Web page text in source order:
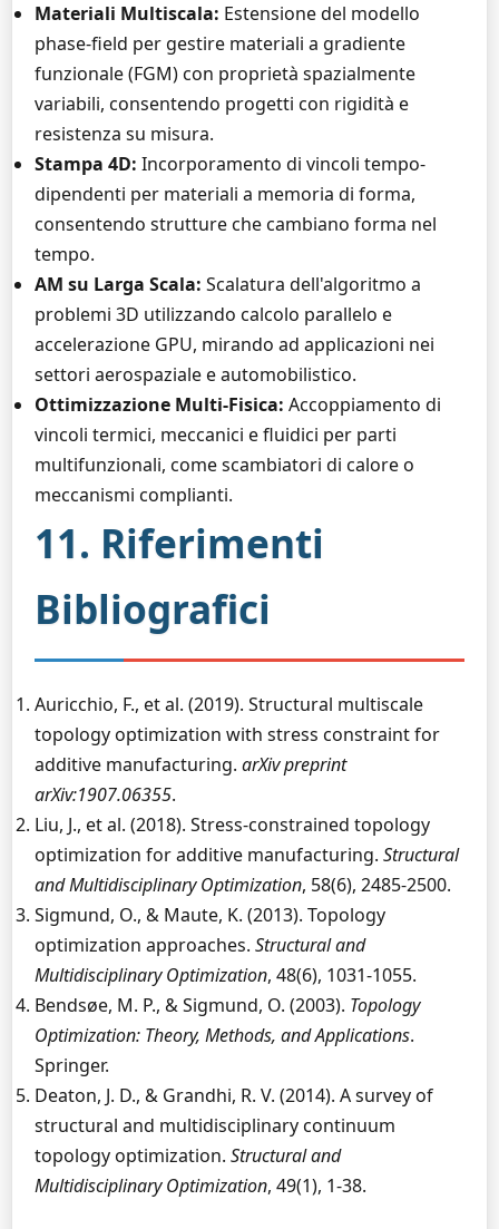
Materiali Multiscala: Estensione del modello
phase-field per gestire materiali a gradiente
funzionale (FGM) con proprietà spazialmente
variabili, consentendo progetti con rigidità e
resistenza su misura.
Stampa 4D: Incorporamento di vincoli tempo-
dipendenti per materiali a memoria di forma,
consentendo strutture che cambiano forma nel
tempo.
AM su Larga Scala: Scalatura dell'algoritmo a
problemi 3D utilizzando calcolo parallelo e
accelerazione GPU, mirando ad applicazioni nei
settori aerospaziale e automobilistico.
Ottimizzazione Multi-Fisica: Accoppiamento di
vincoli termici, meccanici e fluidici per parti
multifunzionali, come scambiatori di calore o
meccanismi complianti.
11. Riferimenti
Bibliografici
Auricchio, F., et al. (2019). Structural multiscale
topology optimization with stress constraint for
additive manufacturing. arXiv preprint
arXiv:1907.06355.
Liu, J., et al. (2018). Stress-constrained topology
optimization for additive manufacturing. Structural
and Multidisciplinary Optimization, 58(6), 2485-2500.
Sigmund, O., & Maute, K. (2013). Topology
optimization approaches. Structural and
Multidisciplinary Optimization, 48(6), 1031-1055.
Bendsøe, M. P., & Sigmund, O. (2003). Topology
Optimization: Theory, Methods, and Applications.
Springer.
Deaton, J. D., & Grandhi, R. V. (2014). A survey of
structural and multidisciplinary continuum
topology optimization. Structural and
Multidisciplinary Optimization, 49(1), 1-38.